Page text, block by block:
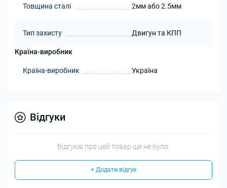
Товщина сталі 2мм або 2.5мм
Тип захисту Двигун та КПП
Країна-виробник
Країна-виробник Україна
Відгуки
Відгуків про цей товар ще не було.
+ Додати відгук